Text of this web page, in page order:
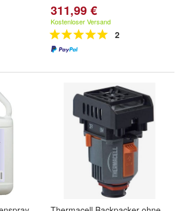
311,99 €
Kostenloser Versand
2